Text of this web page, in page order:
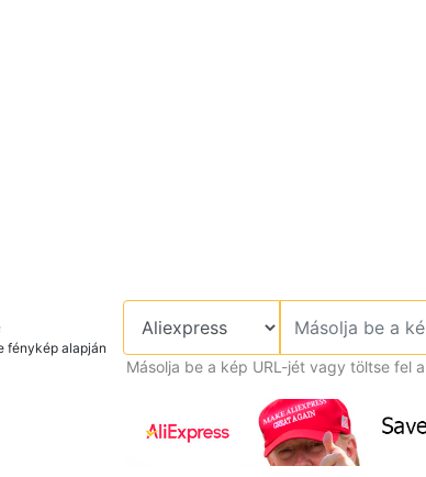
fénykép alapján
Másolja be a kép URL-jét vagy töltse fel